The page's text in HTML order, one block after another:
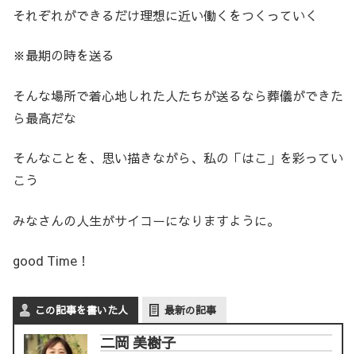
それぞれができるだけ理想に近い働くをつくっていく
※最期の時を送る
そんな場所で着心地しれた人たちが送るなら葬儀ができた
ら最高だな
そんなことを、思い描きながら、私の「はこ」を彩ってい
こう
みなさんの人生がサイコーになりますように。
good Time！
この記事を書いた人 最新の記事
二岡 美樹子